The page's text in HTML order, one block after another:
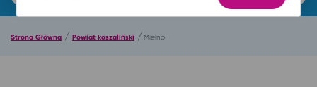
Strona Główna / Powiat koszaliński /Mielno